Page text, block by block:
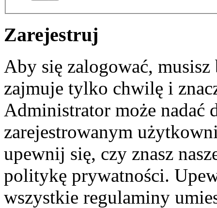
Zarejestruj
Aby się zalogować,
zajmuje tylko chwilę i
Administrator może nadać
zarejestrowanym
upewnij się, czy znasz
politykę prywatności.
wszystkie regulaminy